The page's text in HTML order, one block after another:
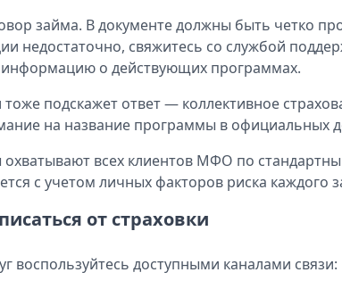
займа. В документе должны быть четко
недостаточно, свяжитесь со службой
о действующих программах.
подскажет ответ — коллективное
на название программы в официальных
всех клиентов МФО по
с учетом личных факторов риска каждого
от страховки
воспользуйтесь доступными каналами связи: